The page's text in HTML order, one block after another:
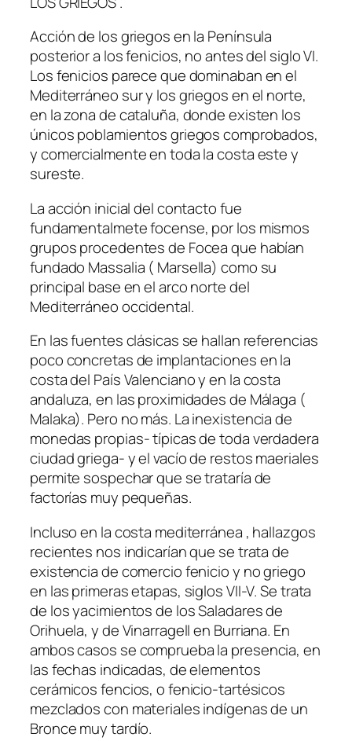
Acción de los griegos en la Península
posterior a los fenicios, no antes del siglo VI.
Los fenicios parece que dominaban en el
Mediterráneo sur y los griegos en el norte,
en la zona de cataluña, donde existen los
únicos poblamientos griegos comprobados,
y comercialmente en toda la costa este y
sureste.
La acción inicial del contacto fue
fundamentalmete focense, por los mismos
grupos procedentes de Focea que habían
fundado Massalia ( Marsella) como su
principal base en el arco norte del
Mediterráneo occidental.
En las fuentes clásicas se hallan referencias
poco concretas de implantaciones en la
costa del País Valenciano y en la costa
andaluza, en las proximidades de Málaga (
Malaka). Pero no más. La inexistencia de
monedas propias- típicas de toda verdadera
ciudad griega- y el vacío de restos maeriales
permite sospechar que se trataría de
factorías muy pequeñas.
Incluso en la costa mediterránea , hallazgos
recientes nos indicarían que se trata de
existencia de comercio fenicio y no griego
en las primeras etapas, siglos VII-V. Se trata
de los yacimientos de los Saladares de
Orihuela, y de Vinarragell en Burriana. En
ambos casos se comprueba la presencia, en
las fechas indicadas, de elementos
cerámicos fencios, o fenicio-tartésicos
mezclados con materiales indígenas de un
Bronce muy tardío.